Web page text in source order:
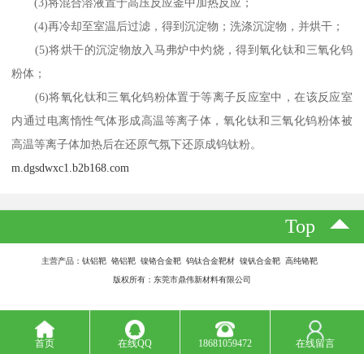
(4)再冷却至室温后过滤，得到沉淀物；洗涤沉淀物，并烘干；
(5)将烘干的沉淀物放入马弗炉中灼烧，得到氧化钛和三氧化钨
粉体；
(6)将氧化钛和三氧化钨粉体置于等离子反应室中，在该反应室
内通过电离惰性气体形成高温等离子体，氧化钛和三氧化钨粉体被
高温等离子体加热后在还原气氛下还原成钨钛粉。
m.dgsdwxc1.b2b168.com
Top
主营产品：钛铝靶 铬铝靶 镍铬合金靶 钨钛合金靶材 镍钒合金靶 高纯铬靶
版权所有：东莞市鼎伟新材料有限公司
首页 在线QQ 18681059472 在线留言